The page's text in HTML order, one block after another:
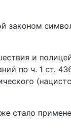
законом
и
по ч. 1 ст.
стало